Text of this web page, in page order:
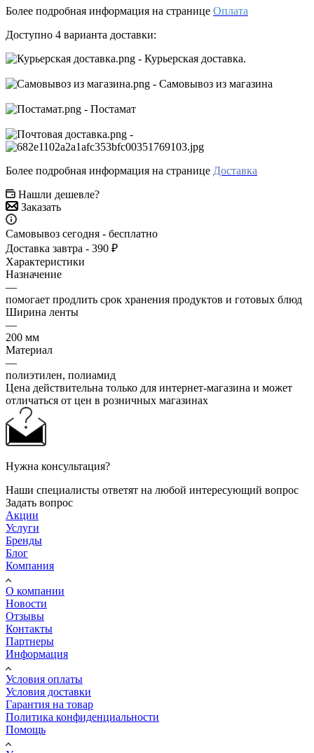
Более подробная информация на странице Оплата
Доступно 4 варианта доставки:
- Курьерская доставка.
- Самовывоз из магазина
- Постамат
-
Более подробная информация на странице Доставка
Нашли дешевле?
Заказать
Самовывоз сегодня - бесплатно
Доставка завтра - 390 ₽
Характеристики
Назначение
—
помогает продлить срок хранения продуктов и готовых блюд
Ширина ленты
—
200 мм
Материал
—
полиэтилен, полиамид
Цена действительна только для интернет-магазина и может
отличаться от цен в розничных магазинах
Нужна консультация?
Наши специалисты ответят на любой интересующий вопрос
Задать вопрос
Акции
Услуги
Бренды
Блог
Компания
О компании
Новости
Отзывы
Контакты
Партнеры
Информация
Условия оплаты
Условия доставки
Гарантия на товар
Политика конфиденциальности
Помощь